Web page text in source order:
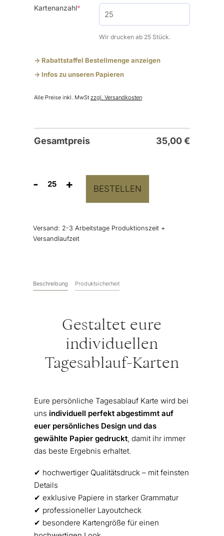
Kartenanzahl*(required)
Wir drucken ab 25 Stück.
-> Rabattstaffel Bestellmenge anzeigen
-> Infos zu unseren Papieren
Alle Preise inkl. MwSt zzgl. Versandkosten
Gesamtpreis 35,00€
-
Detaillierte
+ BESTELLEN
Versand: 2-3 Arbeitstage Produktionszeit +
Versandlaufzeit
Beschreibung Produktsicherheit
Gestaltet eure
individuellen
Tagesablauf-Karten
Eure persönliche Tagesablauf Karte wird bei
uns individuell perfekt abgestimmt auf
euer persönliches Design und das
gewählte Papier gedruckt, damit ihr immer
das beste Ergebnis erhaltet.
✔︎ hochwertiger Qualitätsdruck – mit feinsten
Details
✔︎ exklusive Papiere in starker Grammatur
✔︎ professioneller Layoutcheck
✔︎ besondere Kartengröße für einen